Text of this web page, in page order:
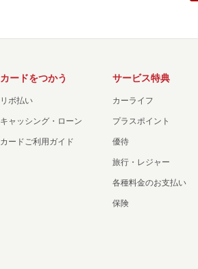
カードをつかう
リボ払い
キャッシング・ローン
カードご利用ガイド
サービス特典
カーライフ
プラスポイント
優待
旅行・レジャー
各種料金のお支払い
保険